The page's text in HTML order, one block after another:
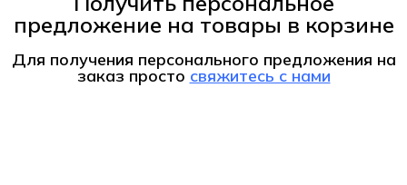
предложение на товары в корзине
Для получения персонального предложения на
заказ просто свяжитесь с нами